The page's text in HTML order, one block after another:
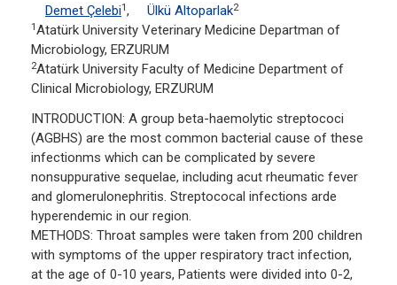
Demet Çelebi1, Ülkü Altoparlak2
1Atatürk University Veterinary Medicine Departman of
Microbiology, ERZURUM
2Atatürk University Faculty of Medicine Department of
Clinical Microbiology, ERZURUM
INTRODUCTION: A group beta-haemolytic streptococi
(AGBHS) are the most common bacterial cause of these
infectionms which can be complicated by severe
nonsuppurative sequelae, including acut rheumatic fever
and glomerulonephritis. Streptococal infections arde
hyperendemic in our region.
METHODS: Throat samples were taken from 200 children
with symptoms of the upper respiratory tract infection,
at the age of 0-10 years, Patients were divided into 0-2,